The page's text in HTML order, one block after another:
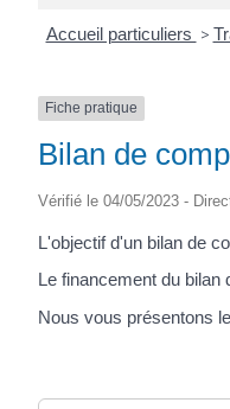
Accueil particuliers >
Fiche pratique
Bilan de
Vérifié le 04/05/2023 -
L'objectif d'un bilan de
Le financement du
Nous vous présentons